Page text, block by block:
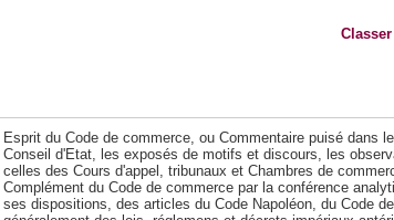
Esprit du Code de commerce, ou Commentaire puisé dans
Conseil d'Etat, les exposés de motifs et discours, les
celles des Cours d'appel, tribunaux et Chambres de
Complément du Code de commerce par la conférence
ses dispositions, des articles du Code Napoléon, du Code